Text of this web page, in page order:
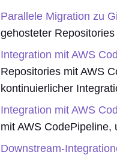
Parallele Migration zu
gehosteter
Integration mit AWS
Repositories mit AWS
kontinuierlicher
Integration mit AWS
mit AWS
Downstream-